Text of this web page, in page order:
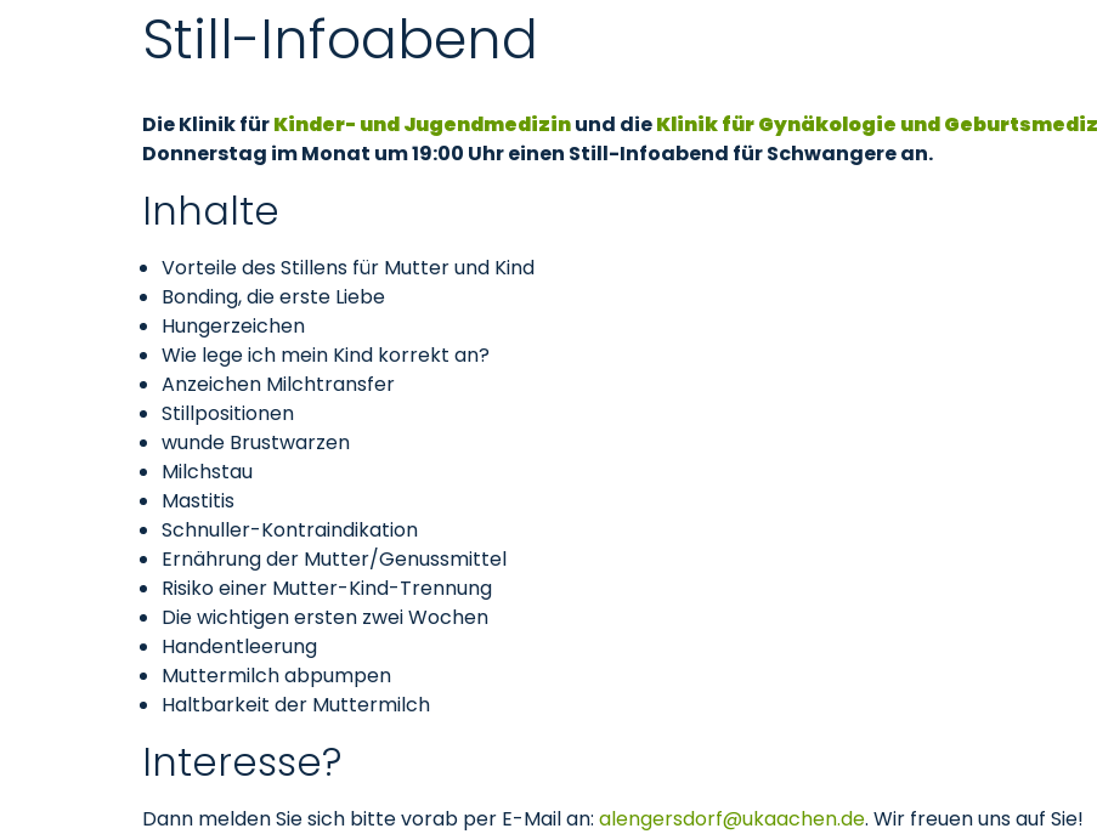
Still-Infoabend
Die Klinik fürKinder- und Jugendmedizinund dieKlinik für Gynäkologie und
Donnerstag im Monat um 19:00 Uhr einen Still-Infoabend für Schwangere an.
Inhalte
Vorteile des Stillens für Mutter und Kind
Bonding, die erste Liebe
Hungerzeichen
Wie lege ich mein Kind korrekt an?
Anzeichen Milchtransfer
Stillpositionen
wunde Brustwarzen
Milchstau
Mastitis
Schnuller-Kontraindikation
Ernährung der Mutter/Genussmittel
Risiko einer Mutter-Kind-Trennung
Die wichtigen ersten zwei Wochen
Handentleerung
Muttermilch abpumpen
Haltbarkeit der Muttermilch
Interesse?
Dann melden Sie sich bitte vorab per E-Mail an: alengersdorf ukaachende. Wir freuen uns auf Sie!